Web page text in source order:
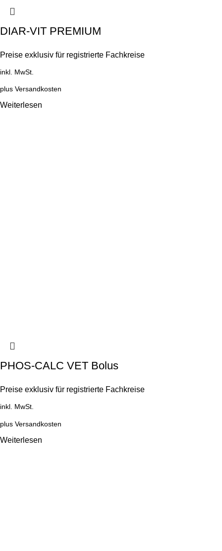
DIAR-VIT PREMIUM
Preise exklusiv für registrierte Fachkreise
inkl. MwSt.
plus Versandkosten
Weiterlesen
PHOS-CALC VET Bolus
Preise exklusiv für registrierte Fachkreise
inkl. MwSt.
plus Versandkosten
Weiterlesen